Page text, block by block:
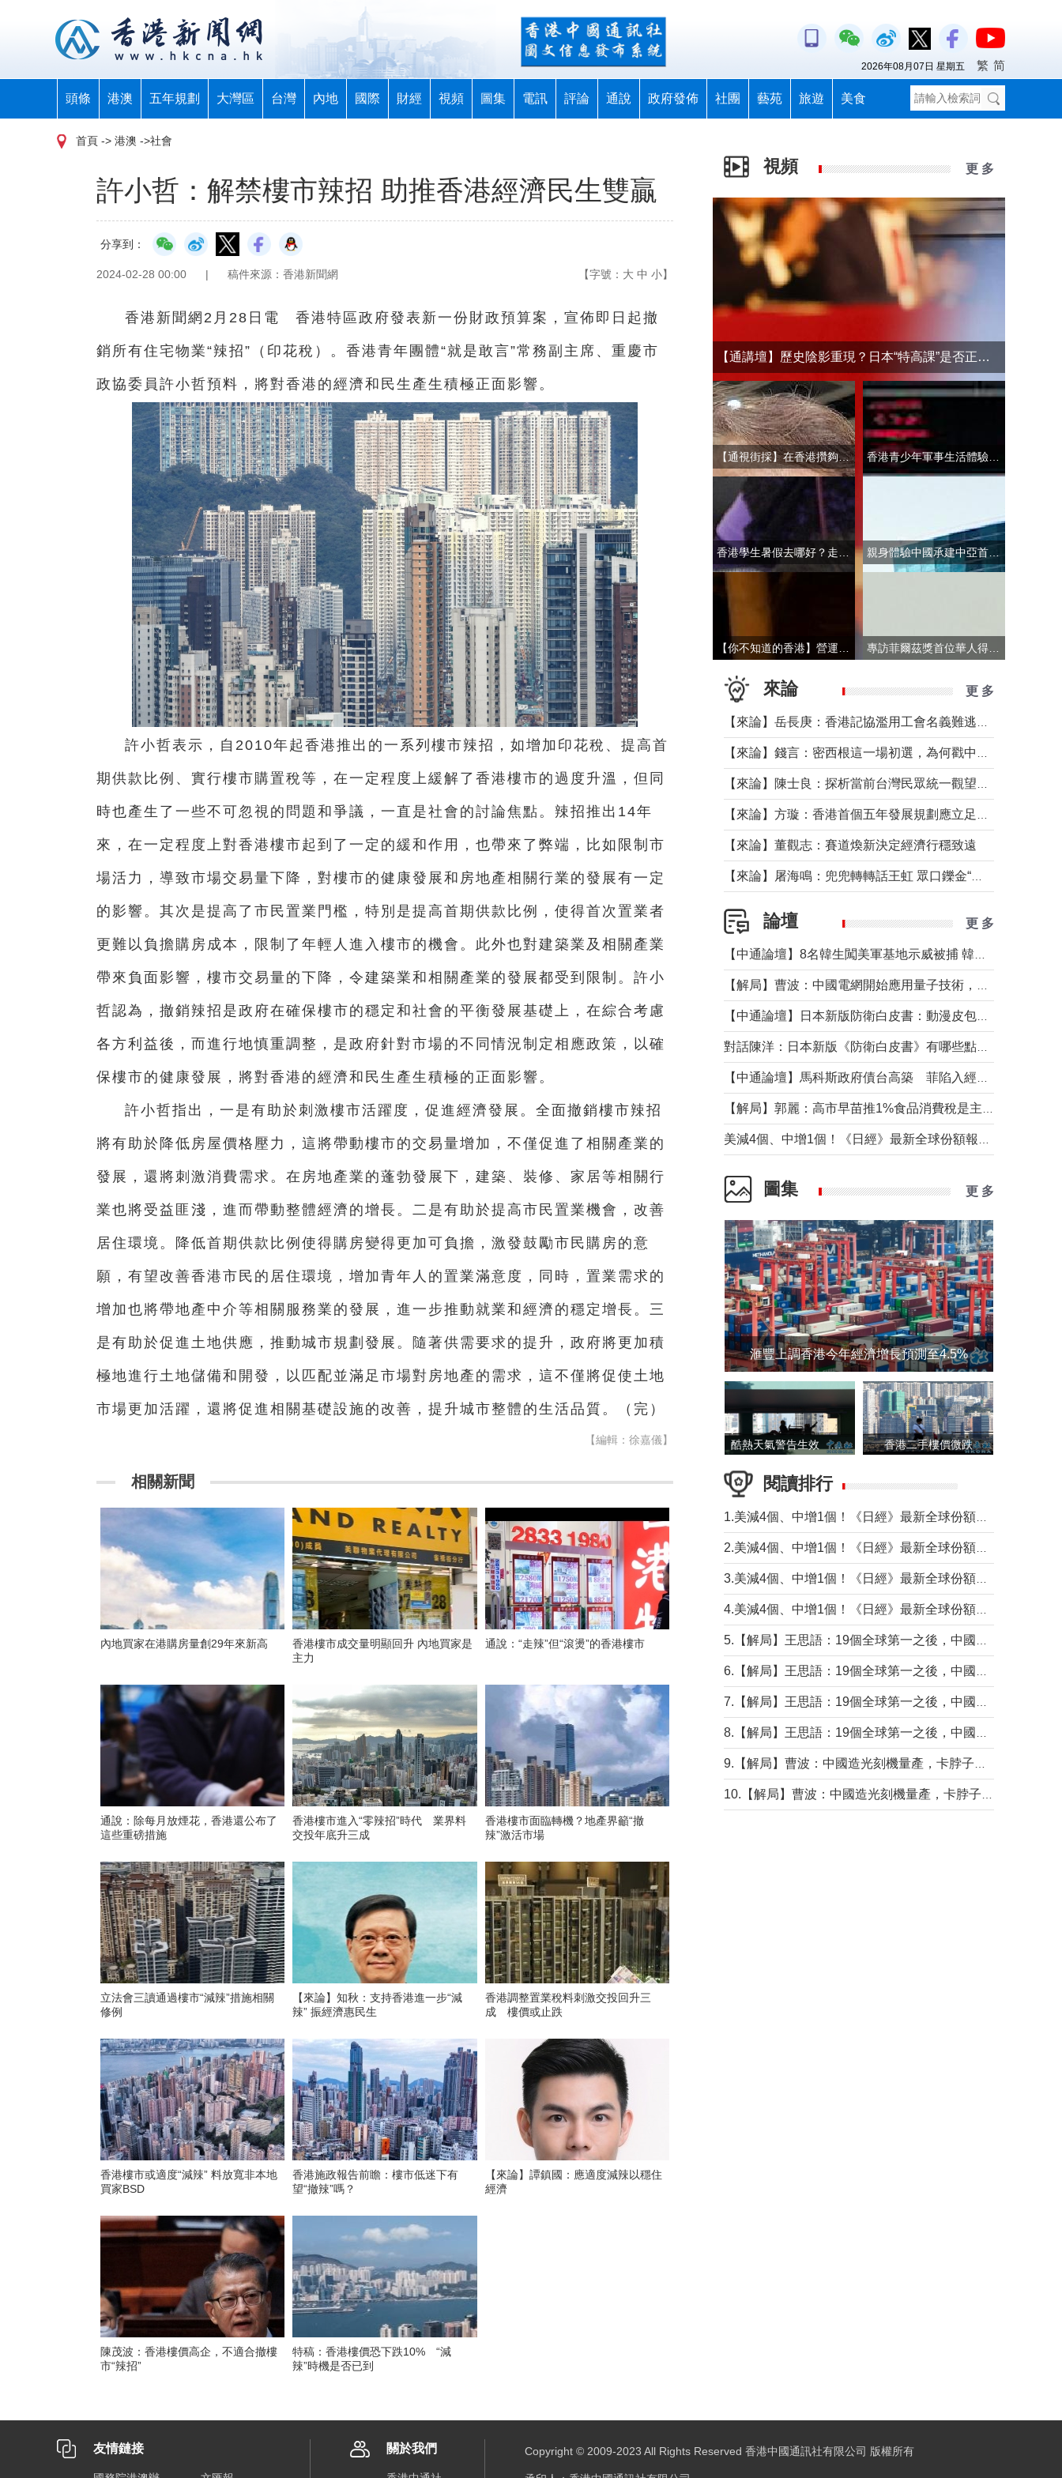
頭條 港澳 五年規劃 大灣區 台灣 內地 國際 財經 視頻 圖集 電訊 評論 通說 政府發佈 社團 藝苑 旅遊 美食
2026年08月07日 星期五 繁 简
首頁 -> 港澳 ->社會
許小哲：解禁樓市辣招 助推香港經濟民生雙贏
分享到：
2024-02-28 00:00 | 稿件來源：香港新聞網 【字號： 大 中 小】
香港新聞網2月28日電 香港特區政府發表新一份財政預算案，宣佈即日起撤
銷所有住宅物業“辣招”（印花稅）。香港青年團體“就是敢言”常務副主席、 重慶市
政協委員 許小哲預料， 將對香港的經濟和民生產生積極正面影響。
許小哲表示， 自2010年起香港推出的一系列樓市辣招，如增加印花稅、提高首
期供款比例、實行樓市購置稅等，在一定程度上緩解了香港樓市的過度升溫，但同
時也產生了一些不可忽視的問題和爭議，一直是社會的討論焦點。 辣招推出14年
來，在一定程度上對香港樓市起到了一定的緩和作用，也帶來了弊端，比如限制市
場活力，導致市場交易量下降，對樓市的健康發展和房地產相關行業的發展有一定
的影響。其次是提高了市民置業門檻，特別是提高首期供款比例，使得首次置業者
更難以負擔購房成本，限制了年輕人進入樓市的機會。此外也對建築業及相關產業
帶來負面影響，樓市交易量的下降，令建築業和相關產業的發展都受到限制。 許小
哲認為，撤銷辣招是政府在確保樓市的穩定和社會的平衡發展基礎上，在綜合考慮
各方利益後，而進行地慎重調整，是政府針對市場的不同情況制定相應政策，以確
保樓市的健康發展，將對香港的經濟和民生產生積極的正面影響。
許小哲指出， 一是有助於刺激樓市活躍度，促進經濟發展。全面撤銷樓市辣招
將有助於降低房屋價格壓力，這將帶動樓市的交易量增加，不僅促進了相關產業的
發展，還將刺激消費需求。在房地產業的蓬勃發展下，建築、裝修、家居等相關行
業也將受益匪淺，進而帶動整體經濟的增長。二是有助於提高市民置業機會，改善
居住環境。降低首期供款比例使得購房變得更加可負擔，激發鼓勵市民購房的意
願，有望改善香港市民的居住環境，增加青年人的置業滿意度，同時，置業需求的
增加也將帶地產中介等相關服務業的發展，進一步推動就業和經濟的穩定增長。三
是有助於促進土地供應，推動城市規劃發展。隨著供需要求的提升，政府將更加積
極地進行土地儲備和開發，以匹配並滿足市場對房地產的需求，這不僅將促使土地
市場更加活躍，還將促進相關基礎設施的改善，提升城市整體的生活品質。 （完）
【編輯：徐嘉儀】
相關新聞
內地買家在港購房量創29年來新高
香港樓市成交量明顯回升 內地買家是
主力
通說：“走辣”但“滾燙”的香港樓市
通說：除每月放煙花，香港還公布了
這些重磅措施
香港樓市進入“零辣招”時代 業界料
交投年底升三成
香港樓市面臨轉機？地產界籲“撤
辣”激活市場
立法會三讀通過樓市“減辣”措施相關
修例
【來論】知秋：支持香港進一步“減
辣” 振經濟惠民生
香港調整置業稅料刺激交投回升三
成 樓價或止跌
香港樓市或適度“減辣” 料放寬非本地
買家BSD
香港施政報告前瞻：樓市低迷下有
望“撤辣”嗎？
【來論】譚鎮國：應適度減辣以穩住
經濟
陳茂波：香港樓價高企，不適合撤樓
市“辣招”
特稿：香港樓價恐下跌10% “減
辣”時機是否已到
視頻 更 多
【通講壇】歷史陰影重現？日本“特高課”是否正在借殼還魂
【通視街採】在香港攢夠多少錢才敢退休？有人退而不休，有人放眼大灣區
來論 更 多
【來論】董觀志：賽道煥新決定經濟行穩致遠
論壇 更 多
圖集 更 多
滙豐上調香港今年經濟增長預測至4.5%
酷熱天氣警告生效 本港高溫持續至下周 香港二手樓價微跌
閱讀排行
友情鏈接 關於我們 Copyright © 2009-2023 All Rights Reserved 香港中國通訊社有限公司 版權所有